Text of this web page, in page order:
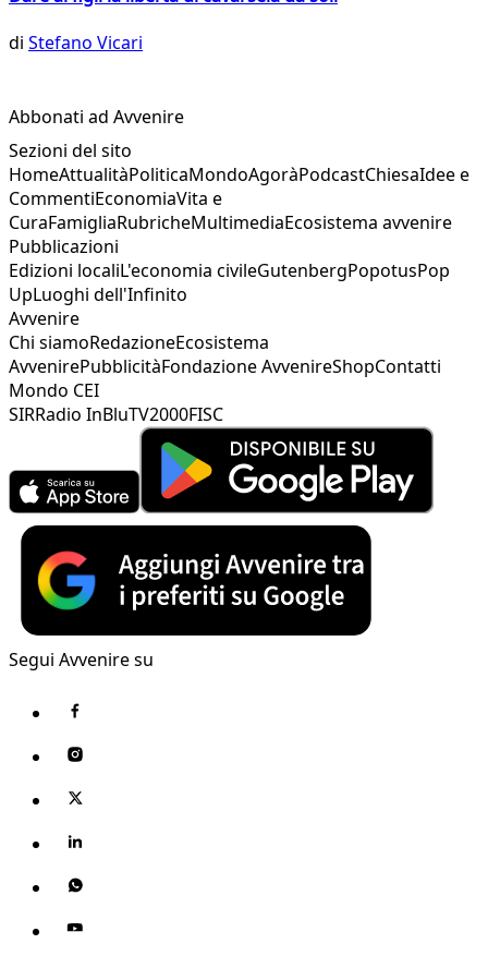
di Stefano Vicari
Abbonati ad Avvenire
Sezioni del sito
HomeAttualitàPoliticaMondoAgoràPodcastChiesaIdee e
CommentiEconomiaVita e
CuraFamigliaRubricheMultimediaEcosistema avvenire
Pubblicazioni
Edizioni localiL'economia civileGutenbergPopotusPop
UpLuoghi dell'Infinito
Avvenire
Chi siamoRedazioneEcosistema
AvvenirePubblicitàFondazione AvvenireShopContatti
Mondo CEI
SIRRadio InBluTV2000FISC
Segui Avvenire su